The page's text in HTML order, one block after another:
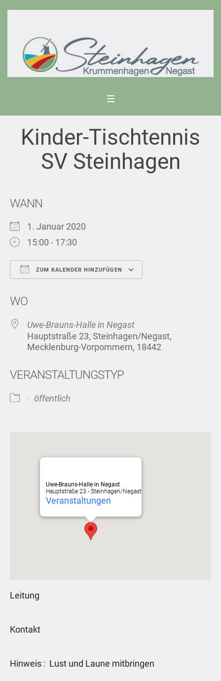
Kinder-Tischtennis
SV Steinhagen
WANN
1. Januar 2020
15:00 - 17:30
ZUM KALENDER HINZUFÜGEN
WO
Uwe-Brauns-Halle in Negast
Hauptstraße 23, Steinhagen/Negast,
Mecklenburg-Vorpommern, 18442
VERANSTALTUNGSTYP
öffentlich
Uwe-Brauns-Halle in Negast
Hauptstraße 23 - Steinhagen/Negast
Veranstaltungen
Leitung
Kontakt
Hinweis : Lust und Laune mitbringen